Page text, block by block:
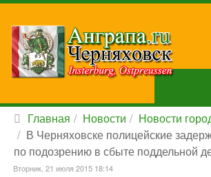
Главная Новости
Новости
В Черняховске полицейские
по подозрению в сбыте поддельной
Вторник, 21 июля 2015 18:14